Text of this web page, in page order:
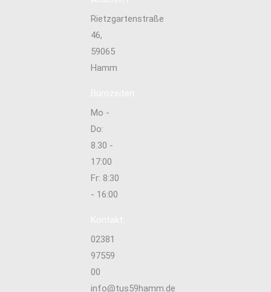
Rietzgartenstraße
46,
59065
Hamm
Mo -
Do:
8.30 -
17:00
Fr: 8:30
- 16:00
02381
97559
00
info@tus59hamm.de